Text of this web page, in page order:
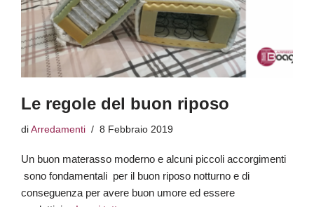
Le regole del buon riposo
di Arredamenti 8 Febbraio 2019
Un buon materasso moderno e alcuni piccoli accorgimenti
sono fondamentali per il buon riposo notturno e di
conseguenza per avere buon umore ed essere